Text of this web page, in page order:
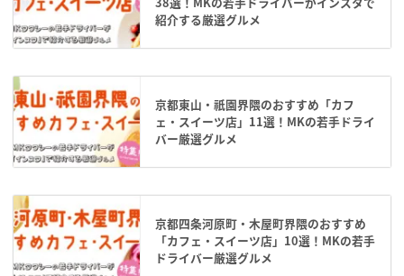
紹介する厳選グルメ
京都東山・祇園界隈のおすすめ「カフ
ェ・スイーツ店」11選！MKの若手ドライ
バー厳選グルメ
京都四条河原町・木屋町界隈のおすすめ
「カフェ・スイーツ店」10選！MKの若手
ドライバー厳選グルメ